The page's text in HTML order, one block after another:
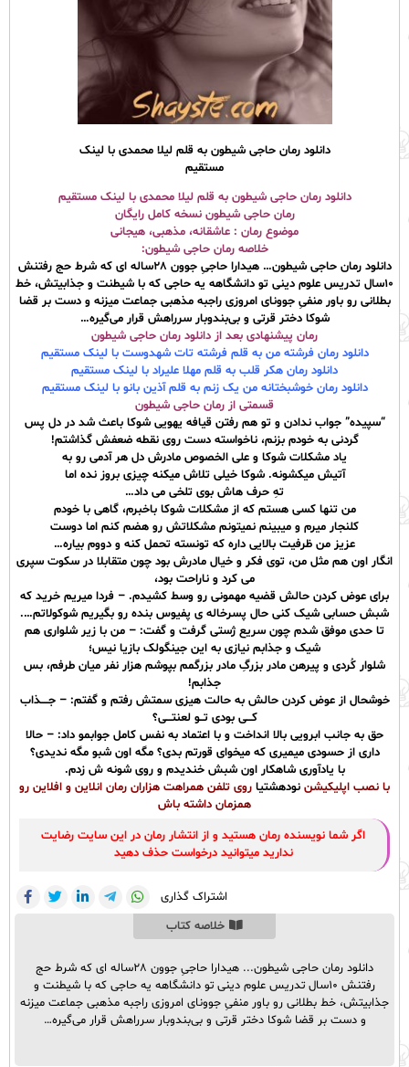
دانلود رمان حاجی شیطون به قلم لیلا محمدی با لینک
مستقیم
دانلود رمان حاجی شیطون به قلم لیلا محمدی با لینک مستقیم
رمان حاجی شیطون نسخه کامل رایگان
موضوع رمان : عاشقانه، مذهبی، هیجانی
خلاصه رمان حاجی شیطون:
دانلود رمان حاجی شیطون… هیدارا حاجیِ جوون ۲۸ساله ای که شرط حج رفتنش
۱۰سال تدریس علوم دینی تو دانشگاهه یه حاجی که با شیطنت و جذابیتش، خط
بطلانی رو باور منفیِ جوونای امروزی راجبه مذهبی جماعت میزنه و دست بر قضا
شوکا دختر قرتی و بی‌بندوبار سرراهش قرار می‌گیره…
رمان پیشنهادی بعد از دانلود رمان حاجی شیطون
دانلود رمان فرشته من به قلم فرشته تات شهدوست با لینک مستقیم
دانلود رمان هکر قلب به قلم مهلا علیراد با لینک مستقیم
دانلود رمان خوشبختانه من یک زنم به قلم آذین بانو با لینک مستقیم
قسمتی از رمان حاجی شیطون
“سپیده” جواب ندادن و تو هم رفتن قیافه یهویی شوکا باعث شد در دل پس
گردنی به خودم بزنم، ناخواسته دست روی نقطه ضعفش گذاشتم!
یاد مشکلات شوکا و علی الخصوص مادرش دل هر آدمی رو به
آتیش میکشونه. شوکا خیلی تلاش میکنه چیزی بروز نده اما
تهِ حرف هاش بوی تلخی می داد…
من تنها کسی هستم که از مشکلات شوکا باخبرم، گاهی با خودم
کلنجار میرم و میبینم نمیتونم مشکلاتش رو هضم کنم اما دوست
عزیز من ظرفیت بالایی داره که تونسته تحمل کنه و دووم بیاره…
انگار اون هم مثل من، توی فکر و خیال مادرش بود چون متقابلا در سکوت سپری
می کرد و ناراحت بود،
برای عوض کردن حالش قضیه مهمونی رو وسط کشیدم. – فردا میریم خرید که
شبش حسابی شیک کنی حال پسرخاله ی پفیوس بنده رو بگیریم شوکولاتم….
تا حدی موفق شدم چون سریع ژستی گرفت و گفت: – من با زیر شلواری هم
شیک و جذابم نیازی به این جینگولک بازیا نیس؛
شلوار کُردی و پیرهن مادر بزرگِ مادر بزرگمم بپوشم هزار نفر میان طرفم، بس
جذابم!
خوشحال از عوض کردن حالش به حالت هیزی سمتش رفتم و گفتم: – جــــذاب
کـــی بودی تــو لعنتـــی؟
حق به جانب ابرویی بالا انداخت و با اعتماد به نفس کامل جوابمو داد: – حالا
داری از حسودی میمیری که میخوای قورتم بدی؟ مگه اون شبو مگه ندیدی؟
با یادآوری شاهکار اون شبش خندیدم و روی شونه ش زدم.
با نصب اپلیکیشن نودهشتیا روی تلفن همراهت هزاران رمان انلاین و افلاین رو
همزمان داشته باش
اگر شما نویسنده رمان هستید و از انتشار رمان در این سایت رضایت
ندارید میتوانید درخواست حذف دهید
اشتراک گذاری
خلاصه کتاب
دانلود رمان حاجی شیطون... هیدارا حاجیِ جوون ۲۸ساله ای که شرط حج
رفتنش ۱۰سال تدریس علوم دینی تو دانشگاهه یه حاجی که با شیطنت و
جذابیتش، خط بطلانی رو باور منفیِ جوونای امروزی راجبه مذهبی جماعت میزنه
و دست بر قضا شوکا دختر قرتی و بی‌بندوبار سرراهش قرار می‌گیره…